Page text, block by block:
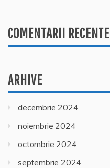
COMENTARII RECENTE
ARHIVE
decembrie 2024
noiembrie 2024
octombrie 2024
septembrie 2024